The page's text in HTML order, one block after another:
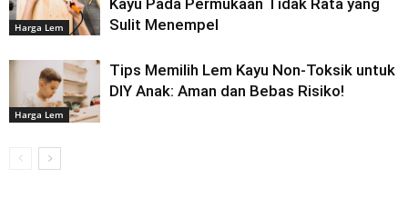
Harga Lem
Kayu Pada Permukaan Tidak Rata yang
Sulit Menempel
Harga Lem
Tips Memilih Lem Kayu Non-Toksik untuk
DIY Anak: Aman dan Bebas Risiko!